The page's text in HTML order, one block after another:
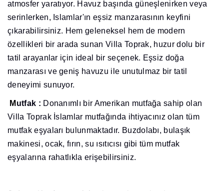
atmosfer yaratıyor. Havuz başında güneşlenirken veya
serinlerken, Islamlar'ın eşsiz manzarasının keyfini
çıkarabilirsiniz. Hem geleneksel hem de modern
özellikleri bir arada sunan Villa Toprak, huzur dolu bir
tatil arayanlar için ideal bir seçenek. Eşsiz doğa
manzarası ve geniş havuzu ile unutulmaz bir tatil
deneyimi sunuyor.
M utfak : Donanımlı bir Amerikan mutfağa sahip olan
Villa Toprak İslamlar mutfağında ihtiyacınız olan tüm
mutfak eşyaları bulunmaktadır. Buzdolabı, bulaşık
makinesi, ocak, fırın, su ısıtıcısı gibi tüm mutfak
eşyalarına rahatlıkla erişebilirsiniz.